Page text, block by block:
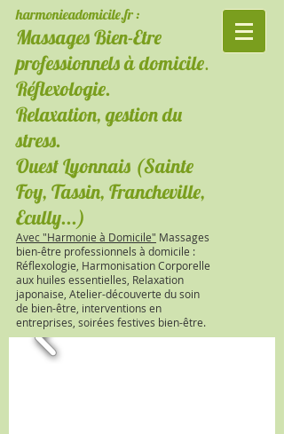
harmonieadomicile.fr :
Massages Bien-Etre
professionnels à domicile.
Réflexologie.
Relaxation, gestion du
stress.
Ouest Lyonnais (Sainte
Foy, Tassin, Francheville,
Ecully...)
Avec "Harmonie à Domicile" Massages
bien-être professionnels à domicile :
Réflexologie, Harmonisation Corporelle
aux huiles essentielles, Relaxation
japonaise, Atelier-découverte du soin
de bien-être, interventions en
entreprises, soirées festives bien-être.